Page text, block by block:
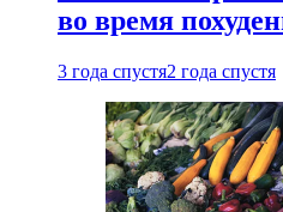
во время
3 года спустя2 года спустя